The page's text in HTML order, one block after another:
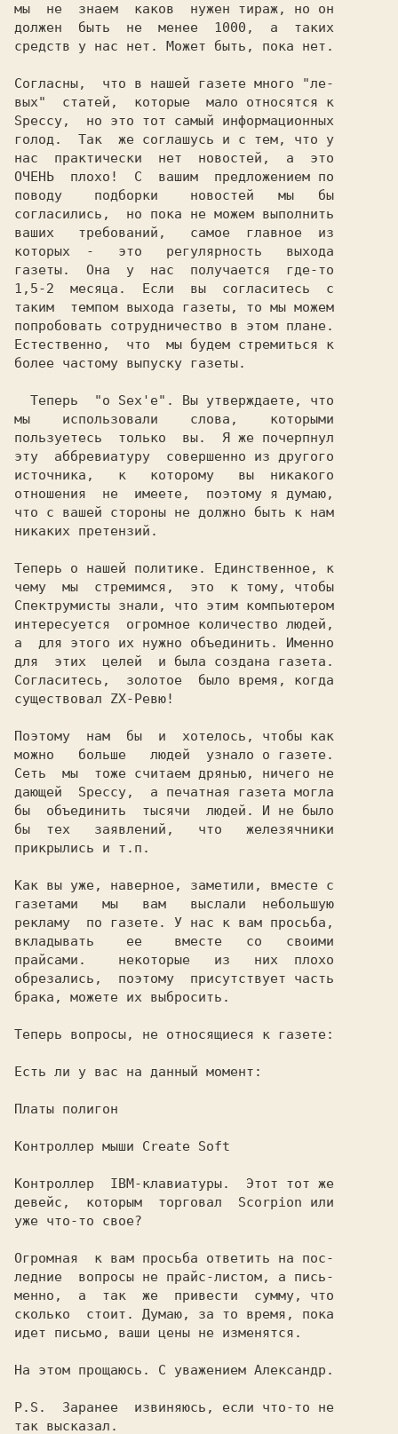
мы  не  знаем  каков  нужен тираж, но он
должен  быть  не  менее  1000,  а  таких
средств у нас нет. Может быть, пока нет.
Согласны,  что в нашей газете много "ле-
вых"  статей,  которые  мало относятся к
Speccy,  но это тот самый информационных
голод.  Так  же соглашусь и с тем, что у
нас  практически  нет  новостей,  а  это
ОЧЕНЬ  плохо!  С  вашим  предложением по
согласились,  но пока не можем выполнить
ваших   требований,   самое  главное  из
которых  -   это   регулярность   выхода
газеты.  Она  у  нас  получается  где-то
1,5-2  месяца.  Если  вы  согласитесь  с
таким  темпом выхода газеты, то мы можем
попробовать сотрудничество в этом плане.
Естественно,  что  мы будем стремиться к
более частому выпуску газеты.
мы    использовали    слова,    которыми
пользуетесь  только  вы.  Я же почерпнул
эту  аббревиатуру  совершенно из другого
источника,   к   которому   вы  никакого
отношения  не  имеете,  поэтому я думаю,
что с вашей стороны не должно быть к нам
никаких претензий.
Теперь о нашей политике. Единственное, к
чему  мы  стремимся,  это  к тому, чтобы
интересуется  огромное количество людей,
а  для этого их нужно объединить. Именно
для  этих  целей  и была создана газета.
Согласитесь,  золотое  было время, когда
существовал ZX-Ревю!
Поэтому  нам  бы  и  хотелось, чтобы как
можно   больше   людей  узнало о газете.
Сеть  мы  тоже считаем дрянью, ничего не
дающей  Speccy,  а печатная газета могла
бы  объединить  тысячи  людей. И не было
бы  тех   заявлений,   что   железячники
прикрылись и т.п.
Как вы уже, наверное, заметили, вместе с
газетами   мы   вам   выслали  небольшую
рекламу  по газете. У нас к вам просьба,
вкладывать    ее    вместе   со   своими
прайсами.    некоторые   из   них  плохо
обрезались,  поэтому  присутствует часть
брака, можете их выбросить.
Теперь вопросы, не относящиеся к газете:
Есть ли у вас на данный момент:
Платы полигон
Контроллер мыши Create Soft
Контроллер  IBM-клавиатуры.  Этот тот же
девейс,  которым  торговал  Scorpion или
уже что-то свое?
Огромная  к вам просьба ответить на пос-
ледние  вопросы не прайс-листом, а пись-
менно,  а  так  же  привести  сумму, что
сколько  стоит. Думаю, за то время, пока
идет письмо, ваши цены не изменятся.
На этом прощаюсь. С уважением Александр.
P.S.  Заранее  извиняюсь, если что-то не